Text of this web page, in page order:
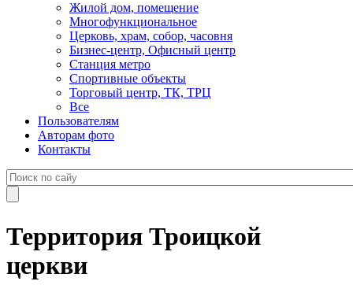
Жилой дом, помещение
Многофункциональное
Церковь, храм, собор, часовня
Бизнес-центр, Офисный центр
Станция метро
Спортивные объекты
Торговый центр, ТК, ТРЦ
Все
Пользователям
Авторам фото
Контакты
Территория Троицкой
церкви